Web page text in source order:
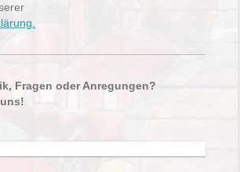
Fragen oder Anregungen?